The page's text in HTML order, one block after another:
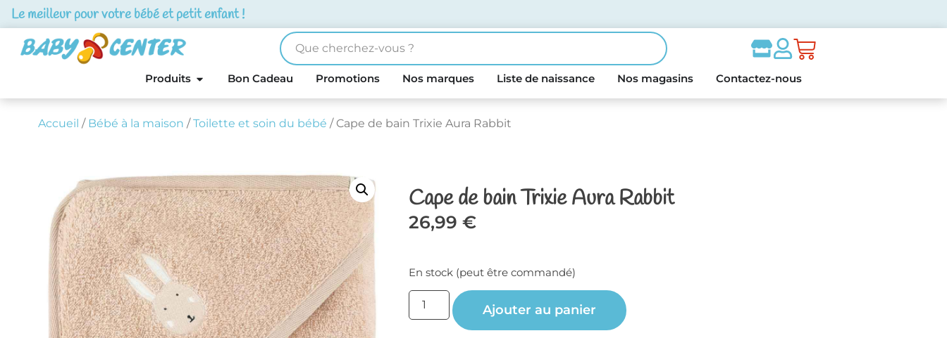
Le meilleur pour votre bébé et petit enfant !
Produits Bon Cadeau Promotions Nos marques Liste de naissance Nos magasins Contactez-nous
Accueil / Bébé à la maison /Toilette et soin du bébé / Cape de bain Trixie Aura Rabbit
Cape de bain Trixie Aura Rabbit
26,99€
En stock (peut être commandé)
Ajouter au panier